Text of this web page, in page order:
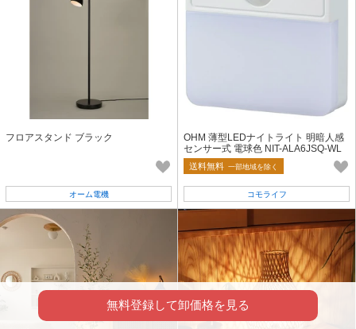
フロアスタンド ブラック
オーム電機
OHM 薄型LEDナイトライト 明暗人感
センサー式 電球色 NIT-ALA6JSQ-WL
送料無料 一部地域を除く
コモライフ
無料登録して卸価格を見る